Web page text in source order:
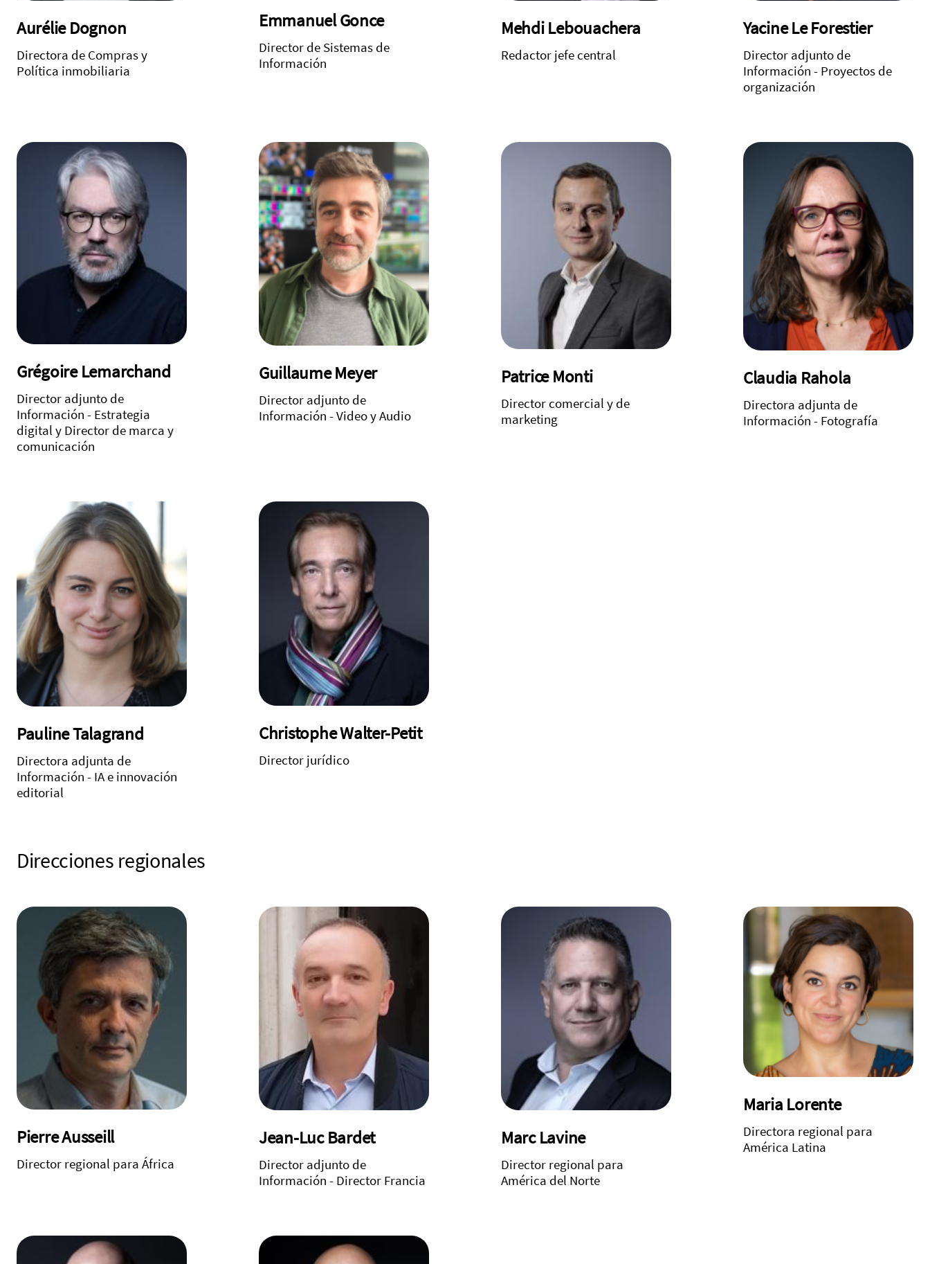
Aurélie Dognon
Directora de Compras y
Política inmobiliaria
Emmanuel Gonce
Director de Sistemas de
Información
Mehdi Lebouachera
Redactor jefe central
Yacine Le Forestier
Director adjunto de
Información - Proyectos de
organización
Grégoire Lemarchand
Director adjunto de
Información - Estrategia
digital y Director de marca y
comunicación
Guillaume Meyer
Director adjunto de
Información - Video y Audio
Patrice Monti
Director comercial y de
marketing
Claudia Rahola
Directora adjunta de
Información - Fotografía
Pauline Talagrand
Directora adjunta de
Información - IA e innovación
editorial
Christophe Walter-Petit
Director jurídico
Direcciones regionales
Pierre Ausseill
Director regional para África
Jean-Luc Bardet
Director adjunto de
Información - Director Francia
Marc Lavine
Director regional para
América del Norte
Maria Lorente
Directora regional para
América Latina